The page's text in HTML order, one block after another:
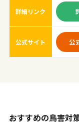
詳細リンク
公式サイト 公
おすすめの鳥害対